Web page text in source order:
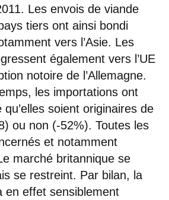
Les envois de viande
tiers ont ainsi bondi
vers l’Asie. Les
également vers l’UE
notoire de l’Allemagne.
les importations ont
soient originaires de
ou non (-52%). Toutes les
et notamment
marché britannique se
se restreint. Par bilan, la
en effet sensiblement